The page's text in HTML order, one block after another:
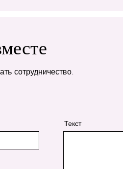
сотрудничество.
Текст